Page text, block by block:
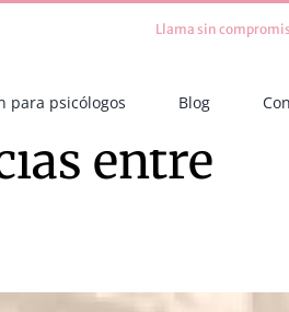
Llama sin
para psicólogos Blog
entre